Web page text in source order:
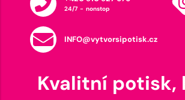
24/7 - nonstop
INFO@vytvorsipotisk.cz
Kvalitní potisk,